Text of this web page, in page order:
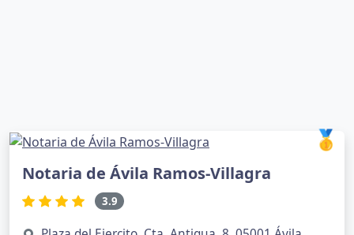
🥇
Notaria de Ávila Ramos-Villagra
3.9